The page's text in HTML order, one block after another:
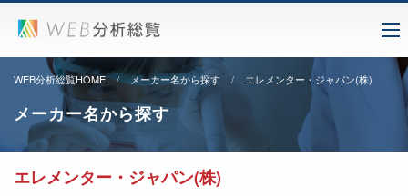
WEB分析総覧HOME メーカー名から探す エレメンター・ジャパン(株)
メーカー名から探す
エレメンター・ジャパン(株)